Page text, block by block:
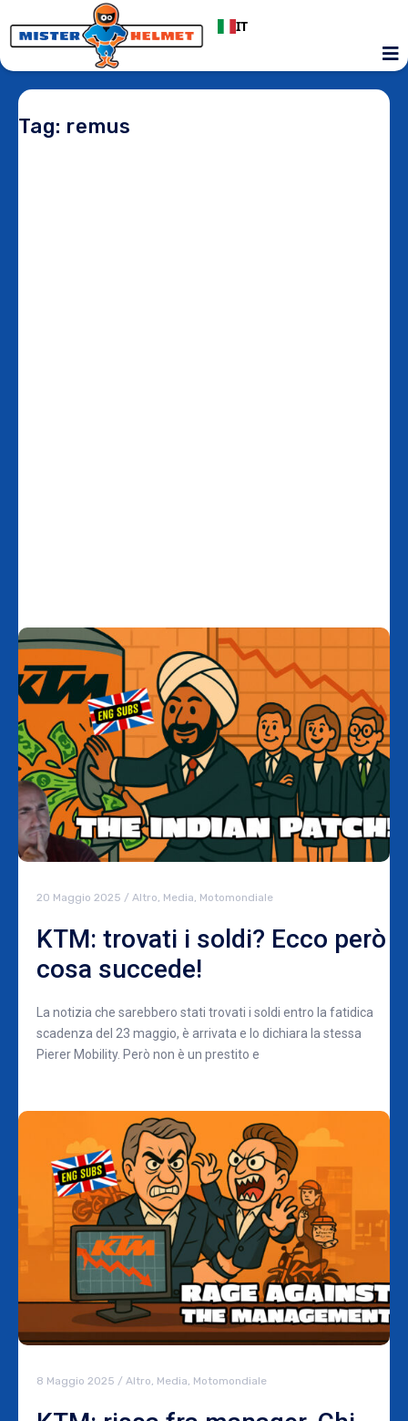
IT
Tag: remus
20 Maggio 2025 / Altro, Media, Motomondiale
KTM: trovati i soldi? Ecco però
cosa succede!
La notizia che sarebbero stati trovati i soldi entro la fatidica
scadenza del 23 maggio, è arrivata e lo dichiara la stessa
Pierer Mobility. Però non è un prestito e
8 Maggio 2025 / Altro, Media, Motomondiale